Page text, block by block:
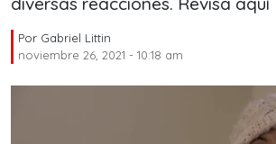
Por Gabriel Littin
noviembre 26, 2021 - 10:18 am